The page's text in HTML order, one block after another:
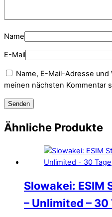
Name
E-Mail
Name, E-Mail-Adresse
meinen nächsten Kommentar
Ähnliche Produkte
Slowakei: ESIM
– Unlimited – 30